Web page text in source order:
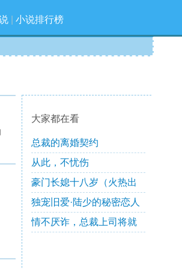
小说排行榜
大家都在看
总裁的离婚契约
从此，不忧伤
豪门长媳十八岁（火热出
版）
独宠旧爱·陆少的秘密恋人
情不厌诈，总裁上司将就